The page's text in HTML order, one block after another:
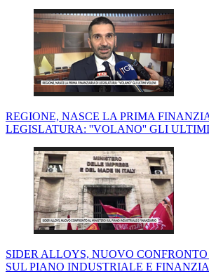
REGIONE, NASCE LA PRIMA
LEGISLATURA: ''VOLANO'' GLI
SIDER ALLOYS, NUOVO
SUL PIANO INDUSTRIALE E